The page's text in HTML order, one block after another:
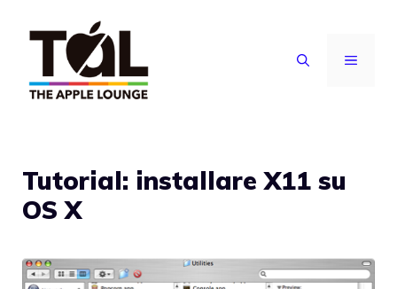
contenuto
MENU
Tutorial: installare X11 su
OS X